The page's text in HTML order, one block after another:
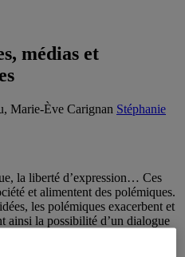
médias et
Marie-Ève Carignan Stéphanie
la liberté d’expression… Ces
et alimentent des polémiques.
les polémiques exacerbent et
ainsi la possibilité d’un dialogue